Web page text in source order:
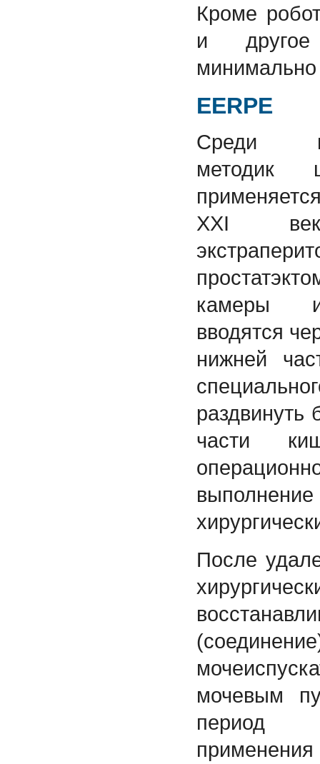
Кроме
и другое
EERPE
Среди
методик
XXI
камеры и
вводятся
нижней
части
После
мочевым
период